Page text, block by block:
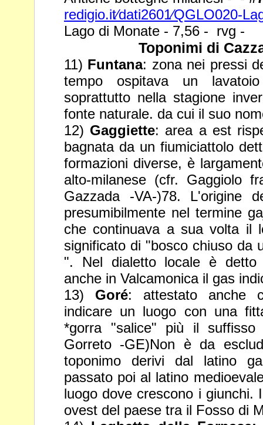
redigio.it⁄dati2601⁄QGLO020-
Lago di Monate - 7,56 - rvg -
Toponimi di
11) Funtana: zona nei pressi
tempo ospitava un
soprattutto nella stagione
fonte naturale. da cui il suo
12) Gaggiette: area a est
bagnata da un fiumiciattolo
formazioni diverse, è
alto-milanese (cfr. Gaggiolo
Gazzada -VA-)78. L'origine
presumibilmente nel termine
che continuava a sua volta il
significato di "bosco chiuso da
". Nel dialetto locale è detto
anche in Valcamonica il gas
13) Goré: attestato anche
indicare un luogo con una
*gorra "salice" più il
Gorreto -GE)Non è da
toponimo derivi dal latino
passato poi al latino
luogo dove crescono i giunchi.
ovest del paese tra il Fosso di